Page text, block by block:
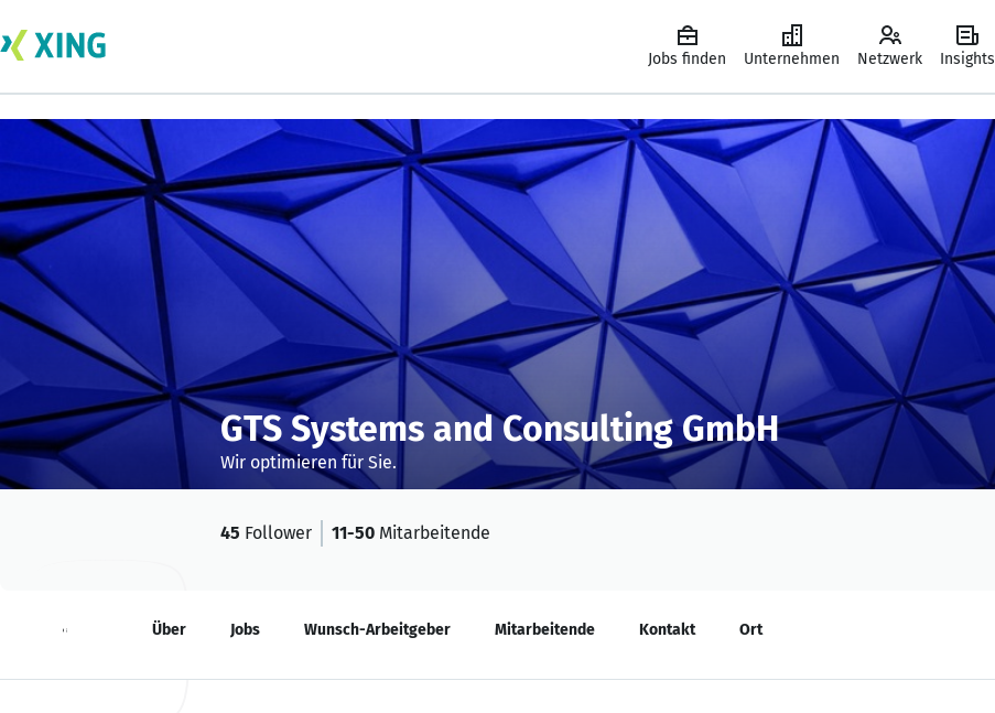
Jobs finden Unternehmen Netzwerk Insights
GTS Systems and Consulting GmbH
Wir optimieren für Sie.
45 Follower 11-50 Mitarbeitende
Neuigkeiten Über Jobs Wunsch-Arbeitgeber Mitarbeitende Kontakt Ort